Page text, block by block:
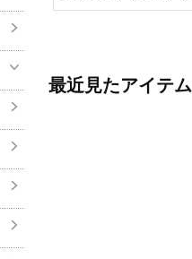
最近見たアイテム